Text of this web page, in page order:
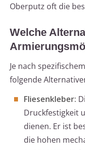
Oberputz oft die
Welche
Je nach
folgende
Fliesenkleber:
Druckfestigkeit
dienen. Er ist
die hohen